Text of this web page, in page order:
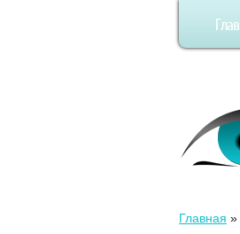
Главная »